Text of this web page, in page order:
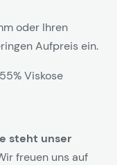
oder Ihren
Aufpreis ein.
Viskose
steht unser
freuen uns auf